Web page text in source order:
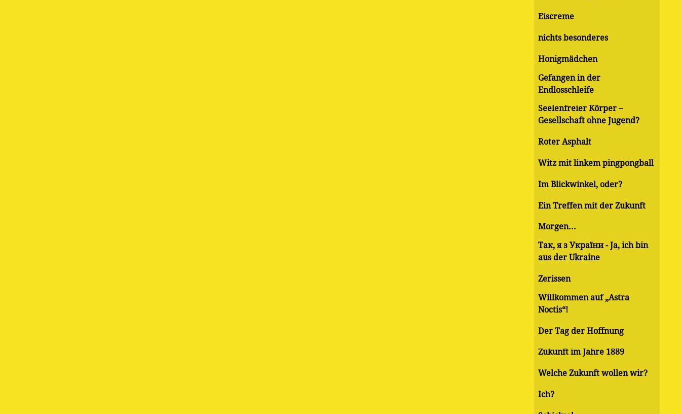
Eiscreme
nichts besonderes
Honigmädchen
Gefangen in der
Endlosschleife
Seelenfreier Körper –
Gesellschaft ohne Jugend?
Roter Asphalt
Witz mit linkem pingpongball
Im Blickwinkel, oder?
Ein Treffen mit der Zukunft
Morgen...
Так, я з України - Ja, ich bin
aus der Ukraine
Zerissen
Willkommen auf „Astra
Noctis“!
Der Tag der Hoffnung
Zukunft im Jahre 1889
Welche Zukunft wollen wir?
Ich?